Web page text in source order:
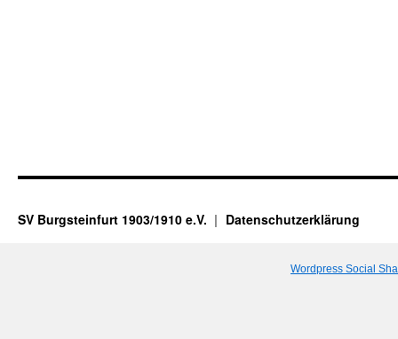
SV Burgsteinfurt 1903/1910 e.V. Datenschutzerklärung
Wordpress Social